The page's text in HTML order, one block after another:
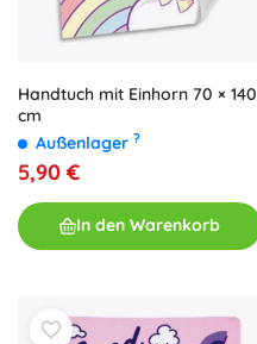
Handtuch mit Einhorn 70 × 140
cm
Außenlager ?
5,90 €
In den Warenkorb